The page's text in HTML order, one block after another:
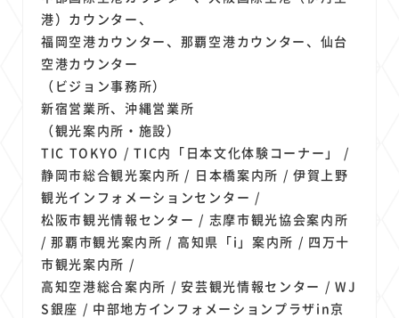
港）カウンター、
福岡空港カウンター、那覇空港カウンター、仙台
空港カウンター
（ビジョン事務所）
新宿営業所、沖縄営業所
（観光案内所・施設）
TIC TOKYO / TIC内「日本文化体験コーナー」 /
静岡市総合観光案内所 / 日本橋案内所 / 伊賀上野
観光インフォメーションセンター /
松阪市観光情報センター / 志摩市観光協会案内所
/ 那覇市観光案内所 / 高知県「i」案内所 / 四万十
市観光案内所 /
高知空港総合案内所 / 安芸観光情報センター / WJ
S銀座 / 中部地方インフォメーションプラザin京